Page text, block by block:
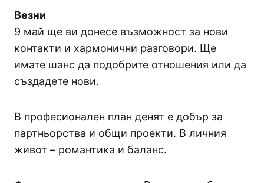
Везни
9 май ще ви донесе възможност за нови
контакти и хармонични разговори. Ще
имате шанс да подобрите отношения или да
създадете нови.
В професионален план денят е добър за
партньорства и общи проекти. В личния
живот – романтика и баланс.